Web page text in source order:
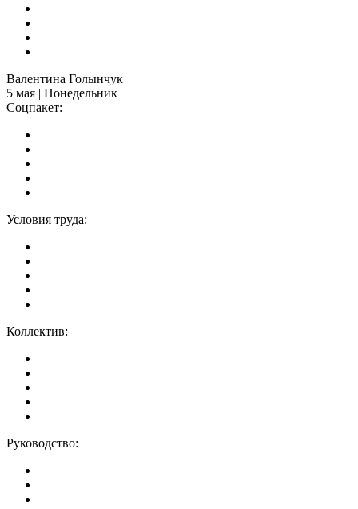
Валентина Голынчук
5 мая | Понедельник
Соцпакет:
Условия труда:
Коллектив:
Руководство: